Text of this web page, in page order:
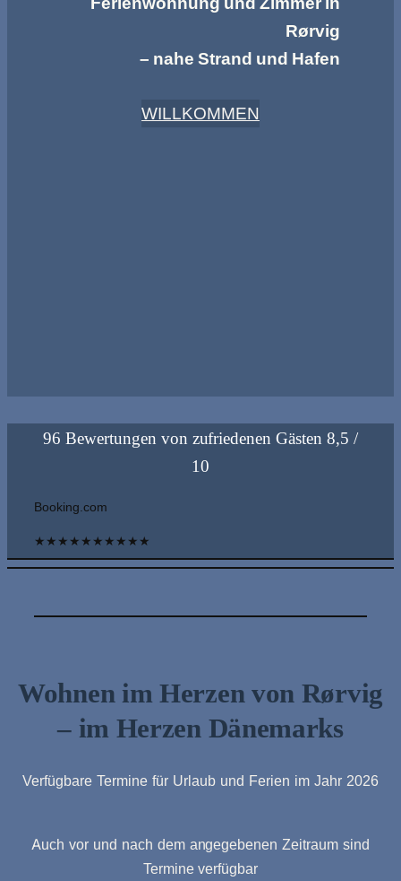
Rørvig
– nahe Strand und Hafen
WILLKOMMEN
96 Bewertungen von zufriedenen Gästen 8,5 /
10
Booking.com
★ ★ ★ ★ ★ ★ ★ ★ ★ ★
Wohnen im Herzen von Rørvig
– im Herzen Dänemarks
Verfügbare Termine für Urlaub und Ferien im Jahr 2026
Auch vor und nach dem angegebenen Zeitraum sind
Termine verfügbar